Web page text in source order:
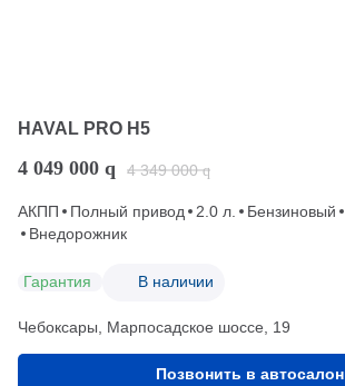
HAVAL PRO H5
4 049 000 q 4 349 000 q
АКПП Полный привод 2.0 л. Бензиновый
Внедорожник
Гарантия В наличии
Чебоксары, Марпосадское шоссе, 19
Позвонить в автосалон